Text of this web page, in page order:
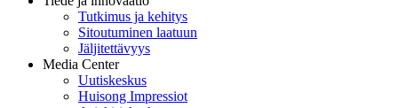
Tutkimus ja kehitys
Sitoutuminen laatuun
Jäljitettävyys
Media Center
Uutiskeskus
Huisong Impressiot